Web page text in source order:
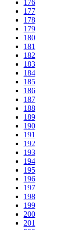
176
177
178
179
180
181
182
183
184
185
186
187
188
189
190
191
192
193
194
195
196
197
198
199
200
201